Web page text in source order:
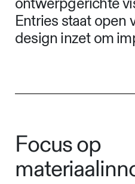
ontwerpgerichte
Entries staat open
design inzet om
Focus op